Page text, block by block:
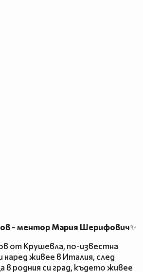
- ментор Мария Шерифович✨
от Крушевла, по-известна
наред живее в Италия, след
в родния си град, където живее